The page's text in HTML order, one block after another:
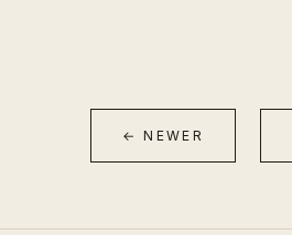
← NEWER